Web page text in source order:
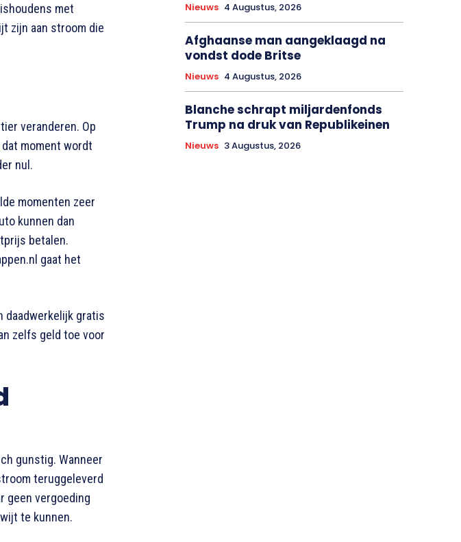
met
zijn aan stroom die
veranderen. Op
moment wordt
nul.
momenten zeer
kunnen dan
betalen.
gaat het
daadwerkelijk gratis
zelfs geld toe voor
gunstig. Wanneer
teruggeleverd
geen vergoeding
te kunnen.
Nieuws 4 Augustus, 2026
Afghaanse man aangeklaagd na
vondst dode Britse
Nieuws 4 Augustus, 2026
Blanche schrapt miljardenfonds
Trump na druk van Republikeinen
Nieuws 3 Augustus, 2026